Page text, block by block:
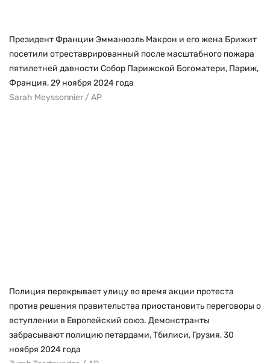
Президент Франции Эмманюэль Макрон и его жена Брижит
посетили отреставрированный после масштабного пожара
пятилетней давности Собор Парижской Богоматери, Париж,
Франция, 29 ноября 2024 года
Sarah Meyssonnier / AP
Полиция перекрывает улицу во время акции протеста
против решения правительства приостановить переговоры о
вступлении в Европейский союз. Демонстранты
забрасывают полицию петардами, Тбилиси, Грузия, 30
ноября 2024 года